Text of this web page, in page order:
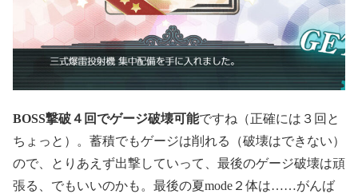
BOSS撃破４回でゲージ破壊可能ですね（正確には３回と
ちょっと）。蓄積でもゲージは削れる（破壊はできない）
ので、とりあえず出撃していって、最後のゲージ破壊は頑
張る、でもいいのかも。最後の夏mode２体は……がんば